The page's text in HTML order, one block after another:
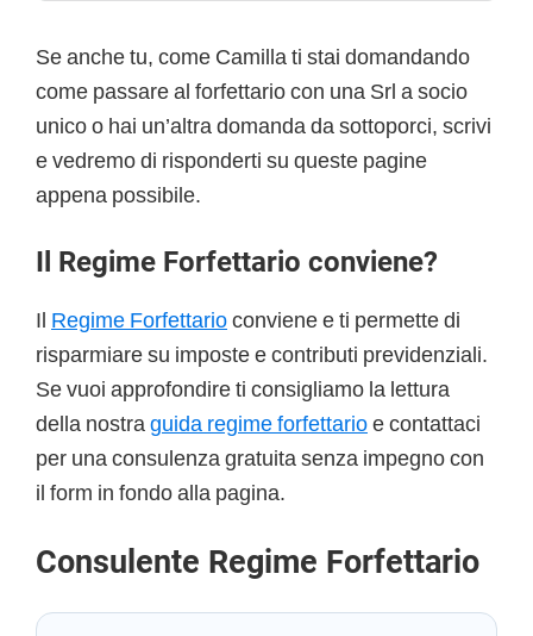
Se anche tu, come Camilla ti stai domandando
come passare al forfettario con una Srl a socio
unicoo hai un’altra domanda da sottoporci, scrivi
e vedremo di risponderti su queste pagine
appena possibile.
Il Regime Forfettario conviene?
Il Regime Forfettarioconviene e ti permette di
risparmiare su imposte e contributi previdenziali.
Se vuoi approfondire ti consigliamo la lettura
della nostra guida regime forfettarioe contattaci
per una consulenza gratuita senza impegno con
il form in fondo alla pagina.
Consulente Regime Forfettario